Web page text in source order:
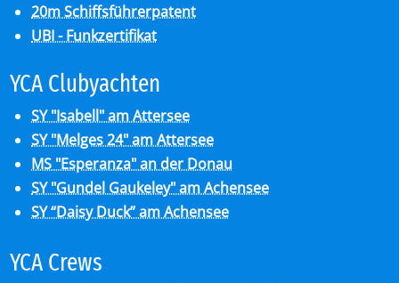
20m Schiffsführerpatent
UBI - Funkzertifikat
YCA Club­y­ach­ten
SY "Isabell" am Attersee
SY "Melges 24" am Attersee
MS "Esperanza" an der Donau
SY "Gundel Gaukeley" am Achensee
SY “Daisy Duck” am Achensee
YCA Crews